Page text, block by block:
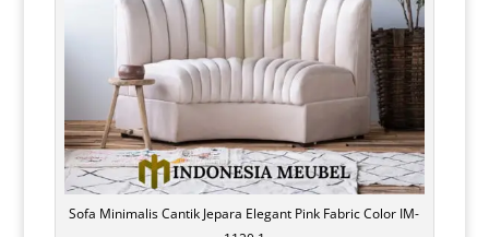
Sofa Minimalis Cantik Jepara Elegant Pink Fabric Color IM-